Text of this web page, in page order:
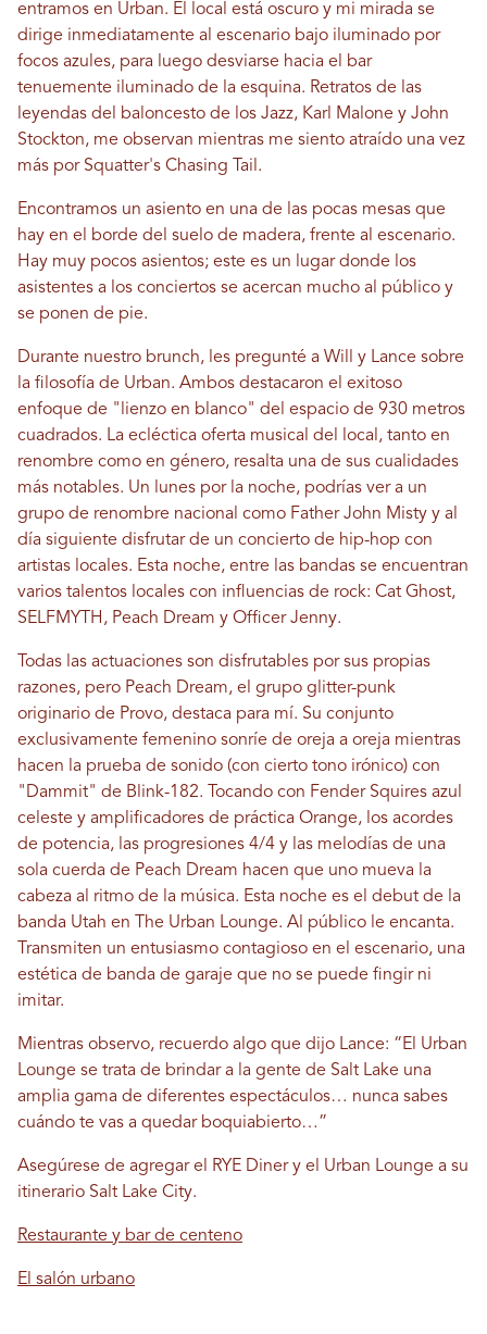
entramos en Urban. El local está oscuro y mi mirada se
dirige inmediatamente al escenario bajo iluminado por
focos azules, para luego desviarse hacia el bar
tenuemente iluminado de la esquina. Retratos de las
leyendas del baloncesto de los Jazz, Karl Malone y John
Stockton, me observan mientras me siento atraído una vez
más por Squatter's Chasing Tail.
Encontramos un asiento en una de las pocas mesas que
hay en el borde del suelo de madera, frente al escenario.
Hay muy pocos asientos; este es un lugar donde los
asistentes a los conciertos se acercan mucho al público y
se ponen de pie.
Durante nuestro brunch, les pregunté a Will y Lance sobre
la filosofía de Urban. Ambos destacaron el exitoso
enfoque de "lienzo en blanco" del espacio de 930 metros
cuadrados. La ecléctica oferta musical del local, tanto en
renombre como en género, resalta una de sus cualidades
más notables. Un lunes por la noche, podrías ver a un
grupo de renombre nacional como Father John Misty y al
día siguiente disfrutar de un concierto de hip-hop con
artistas locales. Esta noche, entre las bandas se encuentran
varios talentos locales con influencias de rock: Cat Ghost,
SELFMYTH, Peach Dream y Officer Jenny.
Todas las actuaciones son disfrutables por sus propias
razones, pero Peach Dream, el grupo glitter-punk
originario de Provo, destaca para mí. Su conjunto
exclusivamente femenino sonríe de oreja a oreja mientras
hacen la prueba de sonido (con cierto tono irónico) con
"Dammit" de Blink-182. Tocando con Fender Squires azul
celeste y amplificadores de práctica Orange, los acordes
de potencia, las progresiones 4/4 y las melodías de una
sola cuerda de Peach Dream hacen que uno mueva la
cabeza al ritmo de la música. Esta noche es el debut de la
banda Utah en The Urban Lounge. Al público le encanta.
Transmiten un entusiasmo contagioso en el escenario, una
estética de banda de garaje que no se puede fingir ni
imitar.
Mientras observo, recuerdo algo que dijo Lance: “El Urban
Lounge se trata de brindar a la gente de Salt Lake una
amplia gama de diferentes espectáculos… nunca sabes
cuándo te vas a quedar boquiabierto…”
Asegúrese de agregar el RYE Diner y el Urban Lounge a su
itinerario Salt Lake City.
Restaurante y bar de centeno
El salón urbano